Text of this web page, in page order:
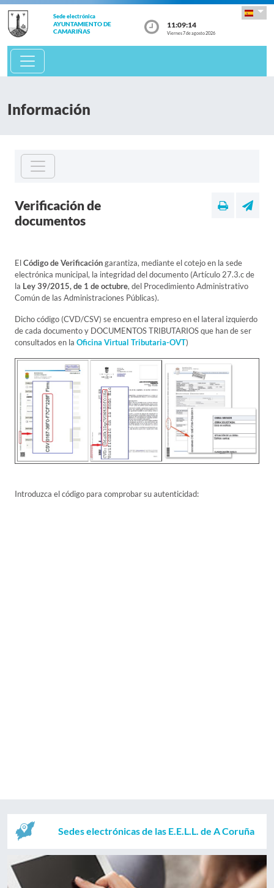
Sede electrónica
AYUNTAMIENTO DE
CAMARIÑAS
11:09:14
Viernes 7 de agosto 2026
Información
Verificación de
documentos
ElCódigo de Verificacióngarantiza, mediante el cotejo en la sede
electrónica municipal, la integridad del documento (Artículo 27.3.c de
la Ley 39/2015, de 1 de octubre, del Procedimiento Administrativo
Común de las Administraciones Públicas).
Dicho código (CVD/CSV) se encuentra empreso en el lateral izquierdo
de cada documento y DOCUMENTOS TRIBUTARIOS que han de ser
consultados en la Oficina Virtual Tributaria-OVT)
Introduzca el código para comprobar su autenticidad:
Sedes electrónicas de las E.E.L.L. de A Coruña